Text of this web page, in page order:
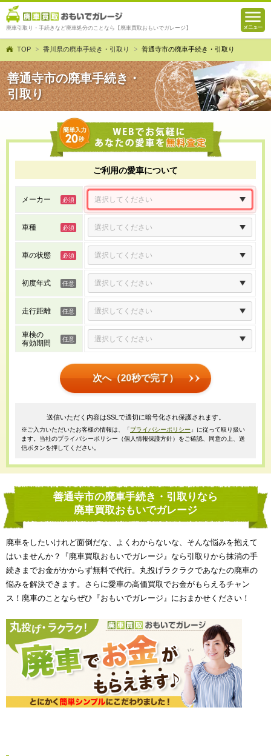
廃車引取り・手続きなど廃車処分のことなら【廃車買取おもいでガレージ】
TOP 香川県の廃車手続き・引取り 善通寺市の廃車手続き・引取り
善通寺市の廃車手続き・
引取り
ご利用の愛車について
メーカー
車種
車の状態
初度年式
走行距離
車検の
有効期間
次へ（20秒で完了）
送信いただく内容はSSLで適切に暗号化され保護されます。
※ご入力いただいたお客様の情報は、「プライバシーポリシー 」に従って取り扱い
ます。当社のプライバシーポリシー（個人情報保護方針）をご確認、同意の上、送
信ボタンを押してください。
善通寺市の廃車手続き・引取りなら
廃車買取おもいでガレージ
廃車をしたいけれど面倒だな、よくわからないな、そんな悩みを抱えて
はいませんか？『廃車買取おもいでガレージ』なら引取りから抹消の手
続きまでお金がかからず無料で代行。丸投げラクラクであなたの廃車の
悩みを解決できます。さらに愛車の高価買取でお金がもらえるチャン
ス！廃車のことならぜひ『おもいでガレージ』におまかせください！